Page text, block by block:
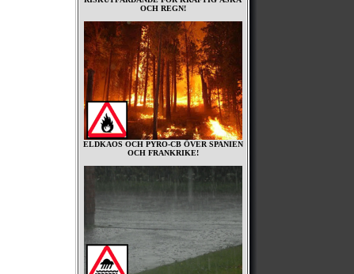
OCH REGN!
ELDKAOS OCH PYRO-CB ÖVER SPANIEN
OCH FRANKRIKE!